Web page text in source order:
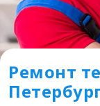
Ремонт